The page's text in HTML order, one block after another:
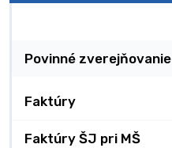
Povinné zverejňovanie
Faktúry
Faktúry ŠJ pri MŠ